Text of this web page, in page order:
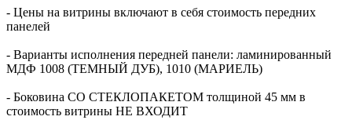
- Цены на витрины включают в себя стоимость передних
панелей
- Варианты исполнения передней панели: ламинированный
МДФ 1008 (ТЕМНЫЙ ДУБ), 1010 (МАРИЕЛЬ)
- Боковина СО СТЕКЛОПАКЕТОМ толщиной 45 мм в
стоимость витрины НЕ ВХОДИТ